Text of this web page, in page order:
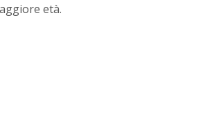
età.